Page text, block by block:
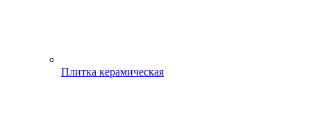
Плитка керамическая